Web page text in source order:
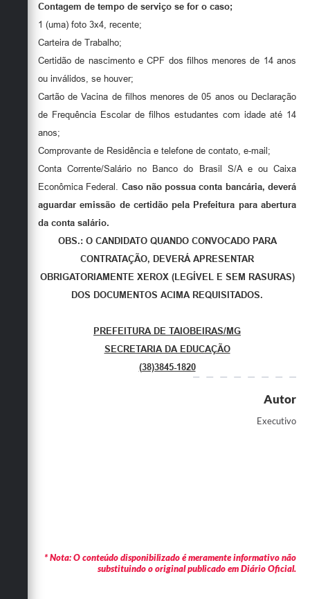
Contagem de tempo de serviço se for o caso;
1 (uma) foto 3x4, recente;
Carteira de Trabalho;
Certidão de nascimento e CPF dos filhos menores de 14 anos
ou inválidos, se houver;
Cartão de Vacina de filhos menores de 05 anos ou Declaração
de Frequência Escolar de filhos estudantes com idade até 14
anos;
Comprovante de Residência e telefone de contato, e-mail;
Conta Corrente/Salário no Banco do Brasil S/A e ou Caixa
Econômica Federal. Caso não possua conta bancária, deverá
aguardar emissão de certidão pela Prefeitura para abertura
da conta salário.
OBS.: O CANDIDATO QUANDO CONVOCADO PARA
CONTRATAÇÃO, DEVERÁ APRESENTAR
OBRIGATORIAMENTE XEROX (LEGÍVEL E SEM RASURAS)
DOS DOCUMENTOS ACIMA REQUISITADOS.
PREFEITURA DE TAIOBEIRAS/MG
SECRETARIA DA EDUCAÇÃO
(38)3845-1820
Autor
Executivo
* Nota: O conteúdo disponibilizado é meramente informativo não
substituindo o original publicado em Diário Oficial.